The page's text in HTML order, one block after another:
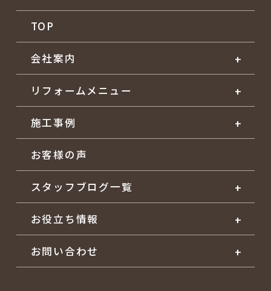
TOP
会社案内
リフォームメニュー
施工事例
お客様の声
スタッフブログ一覧
お役立ち情報
お問い合わせ